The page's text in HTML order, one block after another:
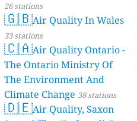
26 stations
🇬🇧Air Quality In Wales
33 stations
🇨🇦Air Quality Ontario -
The Ontario Ministry Of
The Environment And
Climate Change 38 stations
🇩🇪Air Quality, Saxon